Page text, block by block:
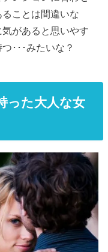
ことは間違いな
があると思いやす
･･･みたいな？
った大人な女